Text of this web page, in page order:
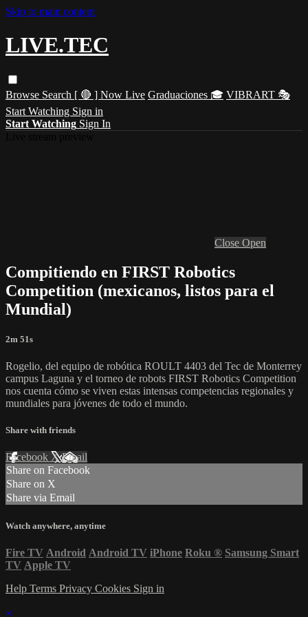
Skip to main content
LIVE.TEC
Browse Search [ 🔴 ] Now Live Graduaciones 🎓 VIBRART 🎭
Start Watching Sign in
Start Watching Sign In
Close Open
Compitiendo en FIRST Robotics
Competition (mexicanos, listos para el
Mundial)
2m 51s
Rogelio, del equipo de robótica ROULT 4403 del Tec de Monterrey
campus Laguna y el torneo de robots FIRST Robotics Competition
nos cuenta cómo se viven estas intensas competencias regionales y
mundiales para jóvenes de todo el mundo.
Share with friends
Facebook XEmail
Share on Facebook
Share on X
Share via Email
Watch anywhere, anytime
Fire TV Android Android TV iPhone Roku ® Samsung Smart
TV Apple TV
Help Terms Privacy Cookies Sign in
×